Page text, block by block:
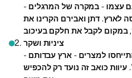
עצמו - במקרה של המרגלים -
לארץ. דתן ואבירם הקרינו את
ציניות ושקר
למצרים - ארץ עבדותם -
כואב זה נועד רק להכפיש